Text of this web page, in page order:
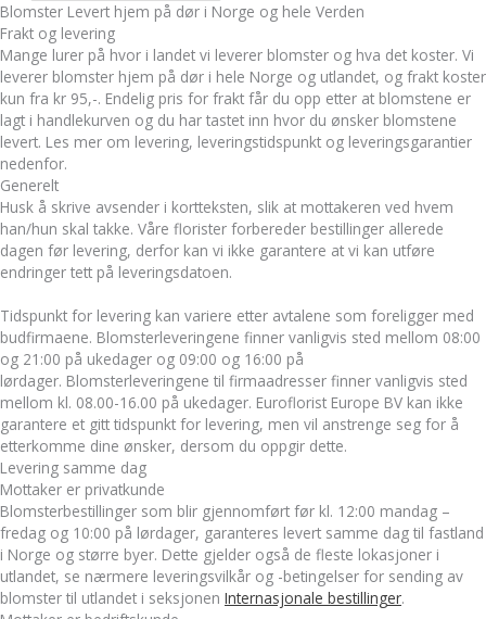
Blomster Levert hjem på dør i Norge og hele Verden
Frakt og levering
Mange lurer på hvor i landet vi leverer blomster og hva det koster. Vi
leverer blomster hjem på dør i hele Norge og utlandet, og frakt koster
kun fra kr 95,-. Endelig pris for frakt får du opp etter at blomstene er
lagt i handlekurven og du har tastet inn hvor du ønsker blomstene
levert. Les mer om levering, leveringstidspunkt og leveringsgarantier
nedenfor.
Generelt
Husk å skrive avsender i kortteksten, slik at mottakeren ved hvem
han/hun skal takke. Våre florister forbereder bestillinger allerede
dagen før levering, derfor kan vi ikke garantere at vi kan utføre
endringer tett på leveringsdatoen.
Tidspunkt for levering kan variere etter avtalene som foreligger med
budfirmaene. Blomsterleveringene finner vanligvis sted mellom 08:00
og 21:00 på ukedager og 09:00 og 16:00 på
lørdager. Blomsterleveringene til firmaadresser finner vanligvis sted
mellom kl. 08.00-16.00 på ukedager. Euroflorist Europe BV kan ikke
garantere et gitt tidspunkt for levering, men vil anstrenge seg for å
etterkomme dine ønsker, dersom du oppgir dette.
Levering samme dag
Mottaker er privatkunde
Blomsterbestillinger som blir gjennomført før kl. 12:00 mandag –
fredag og 10:00 på lørdager, garanteres levert samme dag til fastland
i Norge og større byer. Dette gjelder også de fleste lokasjoner i
utlandet, se nærmere leveringsvilkår og -betingelser for sending av
blomster til utlandet i seksjonen Internasjonale bestillinger.